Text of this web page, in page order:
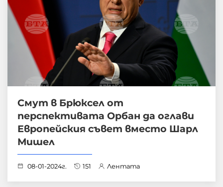
Смут в Брюксел от
перспективата Орбан да оглави
Европейския съвет вместо Шарл
Мишел
08-01-2024г. 151 Лентата